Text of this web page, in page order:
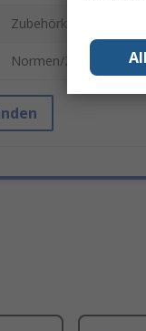
Zubehörkategorie
Normen/Zulassungen